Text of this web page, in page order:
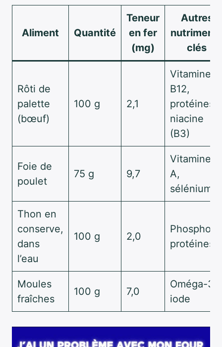
Aliment Quantité
Teneur
en fer
(mg)
Autres
clés
Rôti de
palette
(bœuf)
100 g 2,1
Vitamine
B12,
protéines,
niacine
(B3)
Foie de
poulet
75 g 9,7
Vitamine
A,
sélénium
Thon en
conserve,
dans
l’eau
100 g 2,0
protéines
Moules
fraîches
100 g 7,0
Oméga-3,
iode